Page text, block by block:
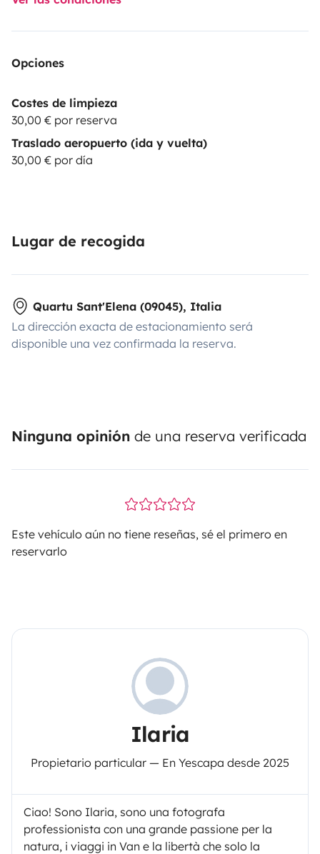
Opciones
Costes de limpieza
30,00 € por reserva
Traslado aeropuerto (ida y vuelta)
30,00 € por día
Lugar de recogida
Quartu Sant'Elena (09045), Italia
La dirección exacta de estacionamiento será
disponible una vez confirmada la reserva.
Ninguna opinión de una reserva verificada
Este vehículo aún no tiene reseñas, sé el primero en
reservarlo
Ilaria
Propietario particular — En Yescapa desde 2025
Ciao! Sono Ilaria, sono una fotografa
professionista con una grande passione per la
natura, i viaggi in Van e la libertà che solo la